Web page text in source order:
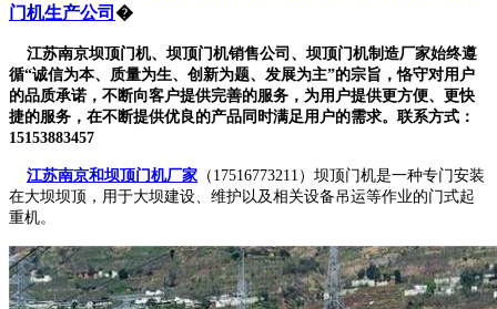
门机生产公司 �
江苏南京坝顶门机、坝顶门机销售公司、坝顶门机制造厂家始终遵
循“诚信为本、质量为生、创新为题、发展为主”的宗旨，恪守对用户
的品质承诺，不断向客户提供完善的服务，为用户提供更方便、更快
捷的服务，在不断提供优良的产品同时满足用户的需求。联系方式：
15153883457
江苏南京和坝顶门机厂家 （17516773211）坝顶门机是一种专门安装
在大坝坝顶，用于大坝建设、维护以及相关设备吊运等作业的门式起
重机。